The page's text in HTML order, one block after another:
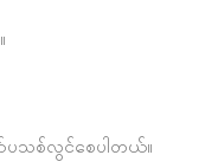
စ်လွင်စေပါတယ်။